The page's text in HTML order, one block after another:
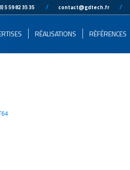
5 59 82 35 35 // contact@gdtech.fr //
RÉALISATIONS RÉFÉRENCES